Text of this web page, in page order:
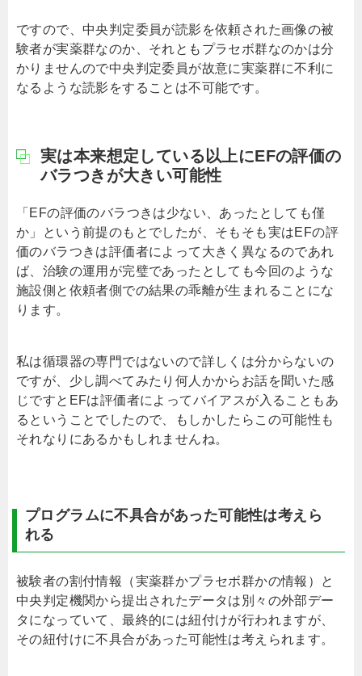
ですので、中央判定委員が読影を依頼された画像の被
験者が実薬群なのか、それともプラセボ群なのかは分
かりませんので中央判定委員が故意に実薬群に不利に
なるような読影をすることは不可能です。
実は本来想定している以上にEFの評価の
バラつきが大きい可能性
「EFの評価のバラつきは少ない、あったとしても僅
か」という前提のもとでしたが、そもそも実はEFの評
価のバラつきは評価者によって大きく異なるのであれ
ば、治験の運用が完璧であったとしても今回のような
施設側と依頼者側での結果の乖離が生まれることにな
ります。
私は循環器の専門ではないので詳しくは分からないの
ですが、少し調べてみたり何人かからお話を聞いた感
じですとEFは評価者によってバイアスが入ることもあ
るということでしたので、もしかしたらこの可能性も
それなりにあるかもしれませんね。
プログラムに不具合があった可能性は考えら
れる
被験者の割付情報（実薬群かプラセボ群かの情報）と
中央判定機関から提出されたデータは別々の外部デー
タになっていて、最終的には紐付けが行われますが、
その紐付けに不具合があった可能性は考えられます。